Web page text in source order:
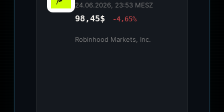
24.06.2026, 23:53 MESZ
98,45$ -4,65%
Robinhood Markets, Inc.